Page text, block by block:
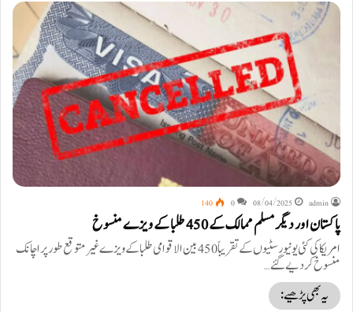
admin
08/04/2025
0
140
پاکستان اور دیگر مسلم ممالک کے 450 طلبا کے ویزے منسوخ
امریکا کی کئی یونیورسٹیوں کے تقریباً 450 بین الاقوامی طلبا کے ویزے غیر متوقع طور پر اچانک
منسوخ کردیے گئے…
یہ بھی پڑھیے: